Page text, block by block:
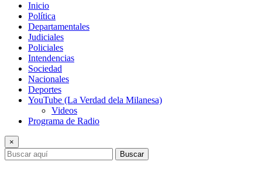
Inicio
Política
Departamentales
Judiciales
Policiales
Intendencias
Sociedad
Nacionales
Deportes
YouTube (La Verdad dela Milanesa)
Videos
Programa de Radio
×
Buscar